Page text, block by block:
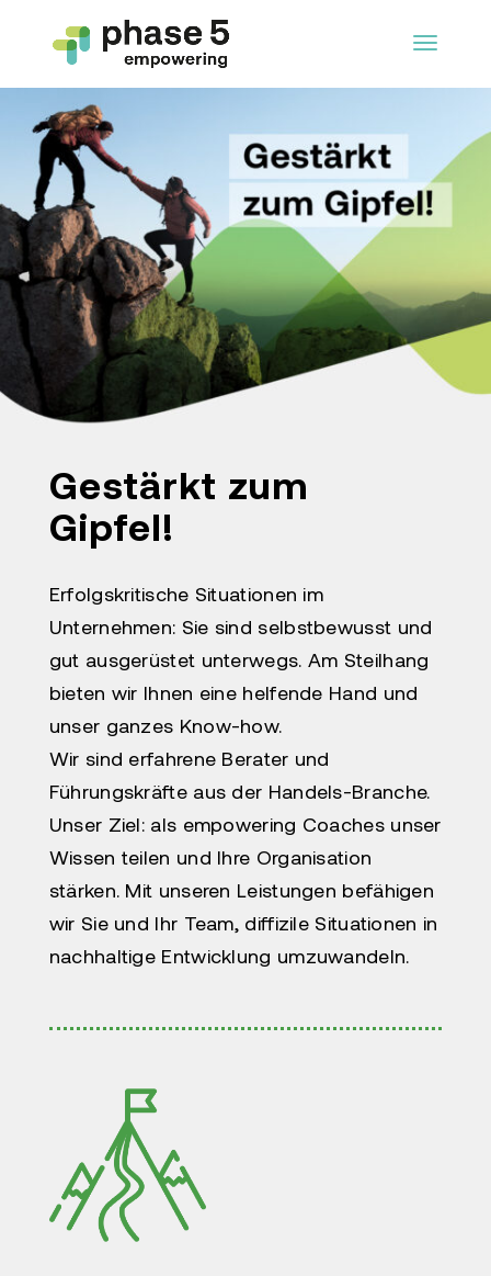
Gestärkt zum
Gipfel!
Erfolgskritische Situationen im
Unternehmen: Sie sind selbstbewusst und
gut ausgerüstet unterwegs. Am Steilhang
bieten wir Ihnen eine helfende Hand und
unser ganzes Know-how.
Wir sind erfahrene Berater und
Führungskräfte aus der Handels-Branche.
Unser Ziel: als empowering Coaches unser
Wissen teilen und Ihre Organisation
stärken. Mit unseren Leistungen befähigen
wir Sie und Ihr Team, diffizile Situationen in
nachhaltige Entwicklung umzuwandeln.